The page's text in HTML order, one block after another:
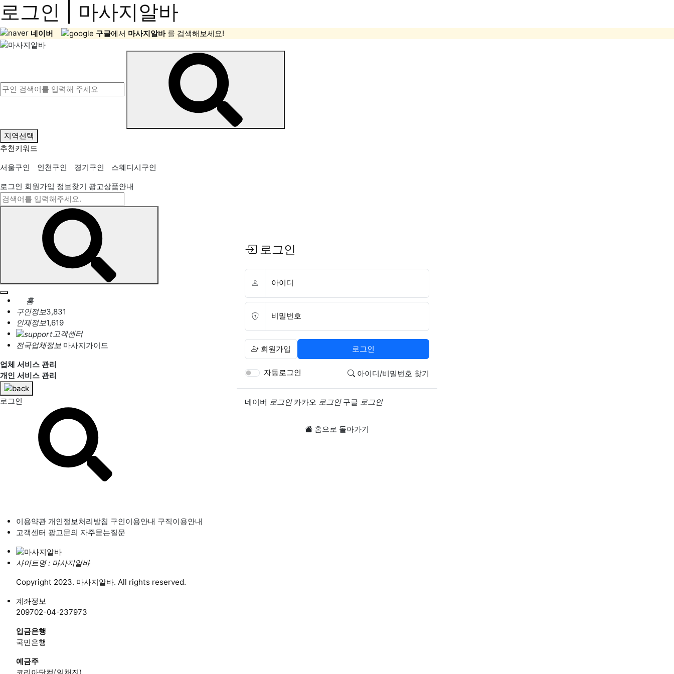
로그인 | 마사지알바
네이버 구글에서 마사지알바 를 검색해보세요!
지역선택
추천키워드
서울구인
인천구인 경기구인
스웨디시구인
로그인 회원가입 정보찾기 광고상품안내
홈
구인정보3,831
인재정보1,619
고객센터
전국업체정보 마사지가이드
업체 서비스 관리
개인 서비스 관리
로그인
로그인
아이디
비밀번호
회원가입 로그인
자동로그인 아이디/비밀번호 찾기
소셜계정으로 로그인
네이버 로그인 카카오 로그인 구글 로그인
홈으로 돌아가기
이용약관 개인정보처리방침 구인이용안내 구직이용안내
고객센터 광고문의 자주묻는질문
사이트명 : 마사지알바
Copyright 2023. 마사지알바. All rights reserved.
계좌정보
209702-04-237973
입금은행
국민은행
예금주